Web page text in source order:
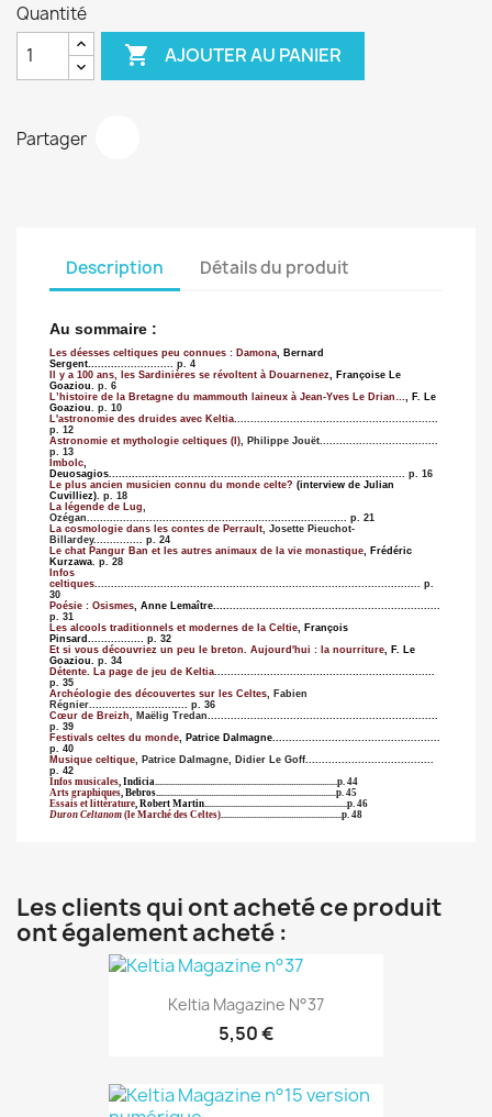
Quantité
 AJOUTER AU PANIER
Partager
Description Détails du produit
Au sommaire :
Les déesses celtiques peu connues : Damona , Bernard
Sergent.........
................. p. 4
Il y a 100 ans, les Sardinières se révoltent à Douarnenez , Françoise Le
Goaziou . p. 6
L’histoire de la Bretagne du mammouth laineux à Jean-Yves Le Drian…
, F. Le
Goaziou . p. 10
L'astronomie des druides avec Keltia
p. 12
Astronomie et mythologie celtiques (I) , Philippe Jouët...................................
p. 13
Imbolc
Deuosagios...................
....................................................................... p. 16
Le plus ancien musicien connu du monde celte? (interview de Julian
Cuvilliez) . p. 18
La légende de Lug
Ozégan.........................................................
...................... p. 21
La cosmologie dans les contes de Perrault , Josette Pieuchot-
Billardey..............
. p. 24
Le chat Pangur Ban et les autres animaux de la vie monastique , Frédéric
Kurzawa . p. 28
Infos
celtiques
. p.
30
Poésie : Osismes , Anne Lemaître....
p. 31
Les alcools traditionnels et modernes de la Celtie , François
Pinsard
................. p. 32
Et si vous découvriez un peu le breton. Aujourd'hui : la nourriture , F. Le
Goaziou.
p. 34
Détente. La page de jeu de Keltia
p. 35
Archéologie des découvertes sur les Celtes , Fabien
Régnier..............................
p. 36
Cœur de Breizh , Maëlig Tredan...................................................................
p. 39
Festivals celtes du monde , Patrice Dalmagne
p. 40
Musique celtique , Patrice Dalmagne, Didier Le Goff.......................................
p. 42
Infos musicales , Indicia ...................................................................................p. 44
Arts graphiques , Bebros...
...............................................................................p. 45
Essais et littérature , Robert Martin..
...............................................................p. 46
Duron Celtanom (le Marché des Celtes) .......................................................p. 48
Les clients qui ont acheté ce produit
ont également acheté :
Keltia Magazine N°37
5,50 €